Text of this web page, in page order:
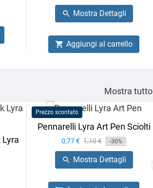
base
 Mostra Dettagli
 Aggiungi al carrello
Mostra tutto
Prezzo scontato
Pennarelli Lyra Art Pen Sciolti
Prezzo
0,77 € Prezzo
base
1,10 € -30%
 Mostra Dettagli